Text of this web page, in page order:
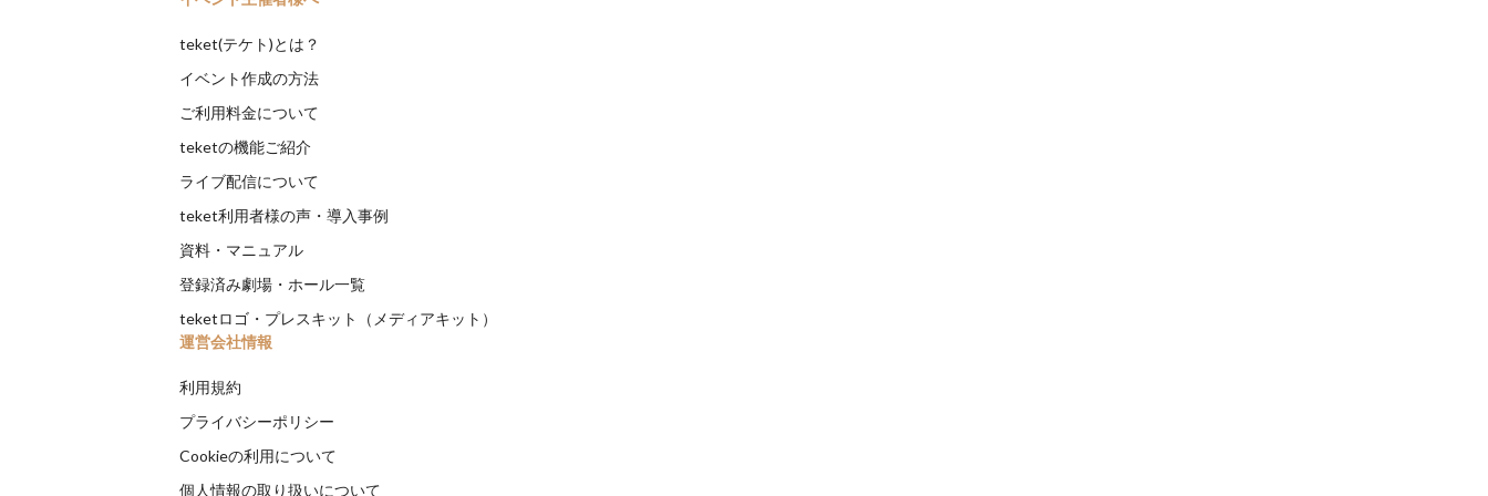
teket(テケト)とは？
イベント作成の方法
ご利用料金について
teketの機能ご紹介
ライブ配信について
teket利用者様の声・導入事例
資料・マニュアル
登録済み劇場・ホール一覧
teketロゴ・プレスキット（メディアキット）
運営会社情報
利用規約
プライバシーポリシー
Cookieの利用について
個人情報の取り扱いについて